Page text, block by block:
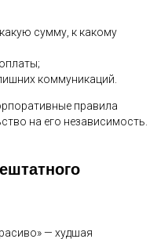
сумму, к какому
коммуникаций.
правила
на его независимость.
— худшая